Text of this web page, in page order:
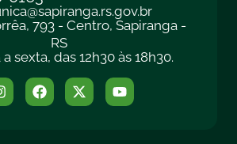
793 - Centro, Sapiranga -
RS
sexta, das 12h30 às 18h30.